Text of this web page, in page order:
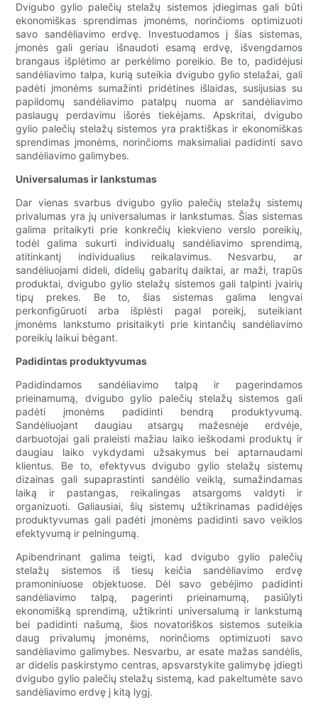
Dvigubo gylio palečių stelažų sistemos įdiegimas gali būti
ekonomiškas sprendimas įmonėms, norinčioms optimizuoti
savo sandėliavimo erdvę. Investuodamos į šias sistemas,
įmonės gali geriau išnaudoti esamą erdvę, išvengdamos
brangaus išplėtimo ar perkėlimo poreikio. Be to, padidėjusi
sandėliavimo talpa, kurią suteikia dvigubo gylio stelažai, gali
padėti įmonėms sumažinti pridėtines išlaidas, susijusias su
papildomų sandėliavimo patalpų nuoma ar sandėliavimo
paslaugų perdavimu išorės tiekėjams. Apskritai, dvigubo
gylio palečių stelažų sistemos yra praktiškas ir ekonomiškas
sprendimas įmonėms, norinčioms maksimaliai padidinti savo
sandėliavimo galimybes.
Universalumas ir lankstumas
Dar vienas svarbus dvigubo gylio palečių stelažų sistemų
privalumas yra jų universalumas ir lankstumas. Šias sistemas
galima pritaikyti prie konkrečių kiekvieno verslo poreikių,
todėl galima sukurti individualų sandėliavimo sprendimą,
atitinkantį individualius reikalavimus. Nesvarbu, ar
sandėliuojami dideli, didelių gabaritų daiktai, ar maži, trapūs
produktai, dvigubo gylio stelažų sistemos gali talpinti įvairių
tipų prekes. Be to, šias sistemas galima lengvai
perkonfigūruoti arba išplėsti pagal poreikį, suteikiant
įmonėms lankstumo prisitaikyti prie kintančių sandėliavimo
poreikių laikui bėgant.
Padidintas produktyvumas
Padidindamos sandėliavimo talpą ir pagerindamos
prieinamumą, dvigubo gylio palečių stelažų sistemos gali
padėti įmonėms padidinti bendrą produktyvumą.
Sandėliuojant daugiau atsargų mažesnėje erdvėje,
darbuotojai gali praleisti mažiau laiko ieškodami produktų ir
daugiau laiko vykdydami užsakymus bei aptarnaudami
klientus. Be to, efektyvus dvigubo gylio stelažų sistemų
dizainas gali supaprastinti sandėlio veiklą, sumažindamas
laiką ir pastangas, reikalingas atsargoms valdyti ir
organizuoti. Galiausiai, šių sistemų užtikrinamas padidėjęs
produktyvumas gali padėti įmonėms padidinti savo veiklos
efektyvumą ir pelningumą.
Apibendrinant galima teigti, kad dvigubo gylio palečių
stelažų sistemos iš tiesų keičia sandėliavimo erdvę
pramoniniuose objektuose. Dėl savo gebėjimo padidinti
sandėliavimo talpą, pagerinti prieinamumą, pasiūlyti
ekonomišką sprendimą, užtikrinti universalumą ir lankstumą
bei padidinti našumą, šios novatoriškos sistemos suteikia
daug privalumų įmonėms, norinčioms optimizuoti savo
sandėliavimo galimybes. Nesvarbu, ar esate mažas sandėlis,
ar didelis paskirstymo centras, apsvarstykite galimybę įdiegti
dvigubo gylio palečių stelažų sistemą, kad pakeltumėte savo
sandėliavimo erdvę į kitą lygį.